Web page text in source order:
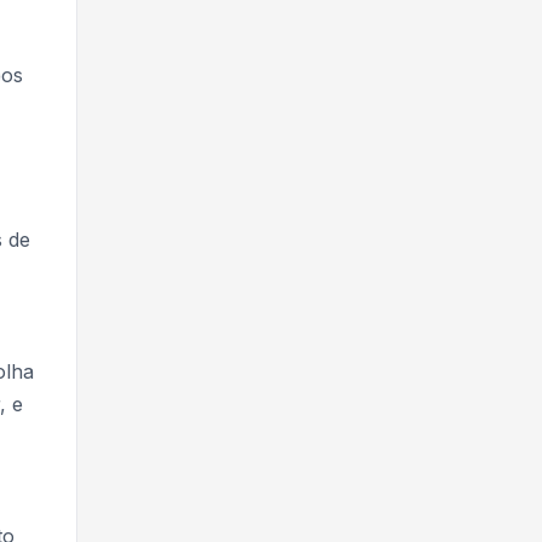
de
e